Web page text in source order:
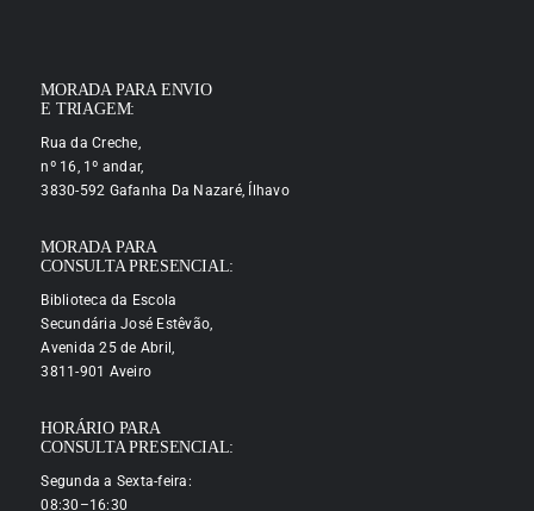
MORADA PARA ENVIO
E TRIAGEM:
Rua da Creche,
nº 16, 1º andar,
3830-592 Gafanha Da Nazaré, Ílhavo
MORADA PARA
CONSULTA PRESENCIAL:
Biblioteca da Escola
Secundária José Estêvão,
Avenida 25 de Abril,
3811-901 Aveiro
HORÁRIO PARA
CONSULTA PRESENCIAL:
Segunda a Sexta-feira:
08:30–16:30